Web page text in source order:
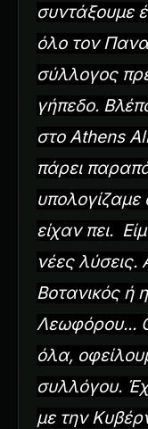
συντάξουμε
όλο τον
σύλλογος
γήπεδο.
στο Athens
πάρει
υπολογίζαμε
είχαν πει.
νέες λύσεις.
Βοτανικός ή
Λεωφόρου...
όλα,
συλλόγου.
με την